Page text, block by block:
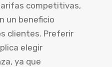
competitivas,
un beneficio
clientes. Preferir
elegir
ya que